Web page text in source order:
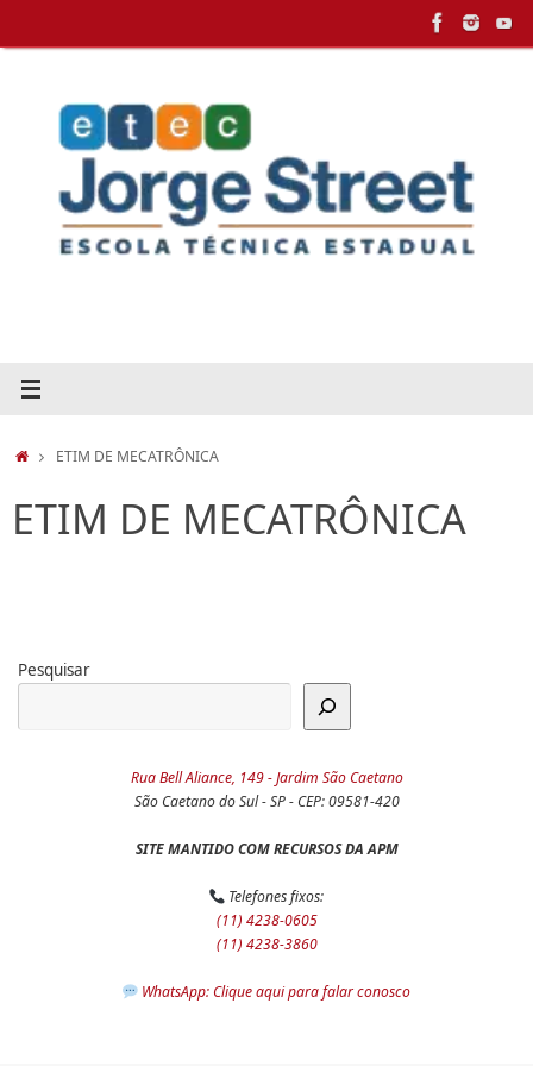
HOMEETIM DE MECATRÔNICA
ETIM DE MECATRÔNICA
Pesquisar
Rua Bell Aliance, 149 - Jardim São Caetano
São Caetano do Sul - SP - CEP: 09581-420
SITE MANTIDO COM RECURSOS DA APM
Telefones fixos:
(11) 4238-0605
(11) 4238-3860
WhatsApp: Clique aqui para falar conosco